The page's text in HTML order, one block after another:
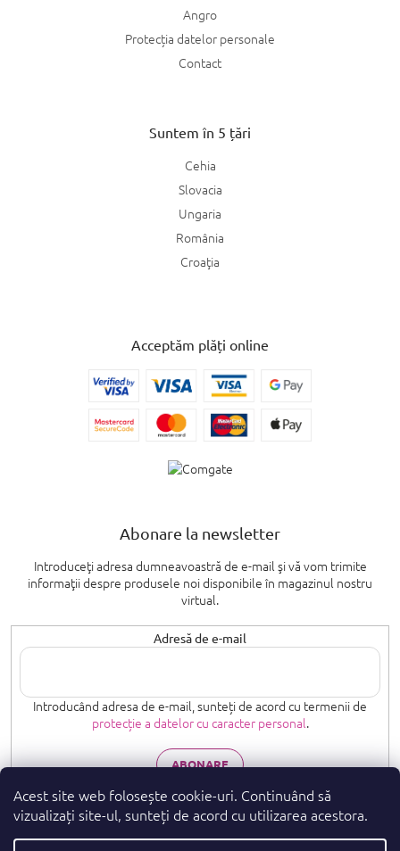
Acest site web folosește cookie-uri. Continuând să
vizualizați site-ul, sunteți de acord cu utilizarea acestora.
Angro
Protecția datelor personale
Contact
Suntem în 5 țări
Cehia
Slovacia
Ungaria
România
Croaţia
Acceptăm plăți online
Abonare la newsletter
Introduceţi adresa dumneavoastră de e-mail şi vă vom trimite
informaţii despre produsele noi disponibile în magazinul nostru
virtual.
Adresă de e-mail
Introducând adresa de e-mail, sunteți de acord cu termenii de
protecție a datelor cu caracter personal.
ABONARE